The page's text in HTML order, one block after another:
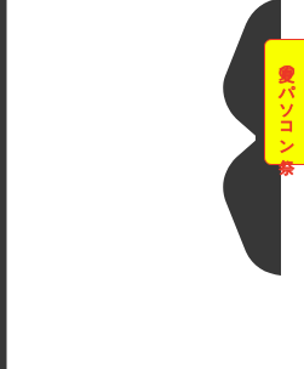
夏のパソコン祭